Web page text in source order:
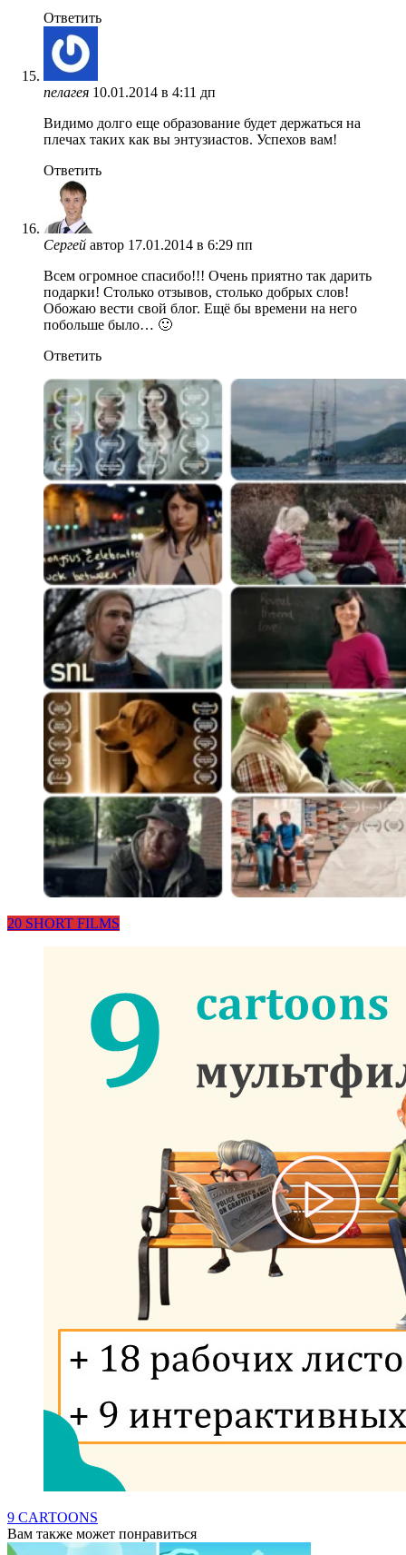
Ответить
пелагея 10.01.2014 в 4:11 дп
Видимо долго еще образование будет держаться на
плечах таких как вы энтузиастов. Успехов вам!
Ответить
Сергей автор 17.01.2014 в 6:29 пп
Всем огромное спасибо!!! Очень приятно так дарить
подарки! Столько отзывов, столько добрых слов!
Обожаю вести свой блог. Ещё бы времени на него
побольше было… 🙂
Ответить
20 SHORT FILMS
9 CARTOONS
Вам также может понравиться